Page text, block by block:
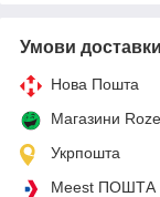
Умови доставки
Нова Пошта
Магазини
Укрпошта
Meest ПОШТА